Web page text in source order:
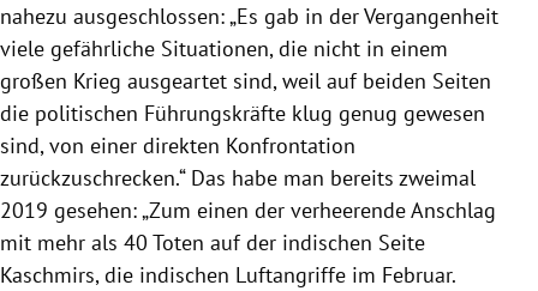
nahezu ausgeschlossen: „Es gab in der Vergangenheit
viele gefährliche Situationen, die nicht in einem
großen Krieg ausgeartet sind, weil auf beiden Seiten
die politischen Führungskräfte klug genug gewesen
sind, von einer direkten Konfrontation
zurückzuschrecken.“ Das habe man bereits zweimal
2019 gesehen: „Zum einen der verheerende Anschlag
mit mehr als 40 Toten auf der indischen Seite
Kaschmirs, die indischen Luftangriffe im Februar.